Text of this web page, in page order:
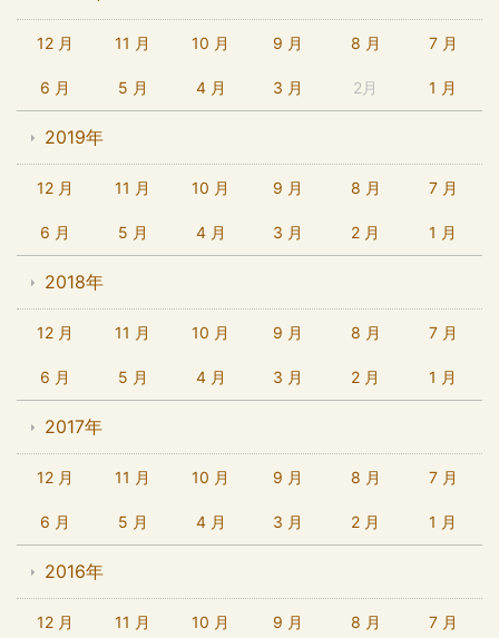
12 月 11 月 10 月 9 月 8 月 7 月
6 月 5 月 4 月 3 月 2月 1 月
2019年
12 月 11 月 10 月 9 月 8 月 7 月
6 月 5 月 4 月 3 月 2 月 1 月
2018年
12 月 11 月 10 月 9 月 8 月 7 月
6 月 5 月 4 月 3 月 2 月 1 月
2017年
12 月 11 月 10 月 9 月 8 月 7 月
6 月 5 月 4 月 3 月 2 月 1 月
2016年
12 月 11 月 10 月 9 月 8 月 7 月